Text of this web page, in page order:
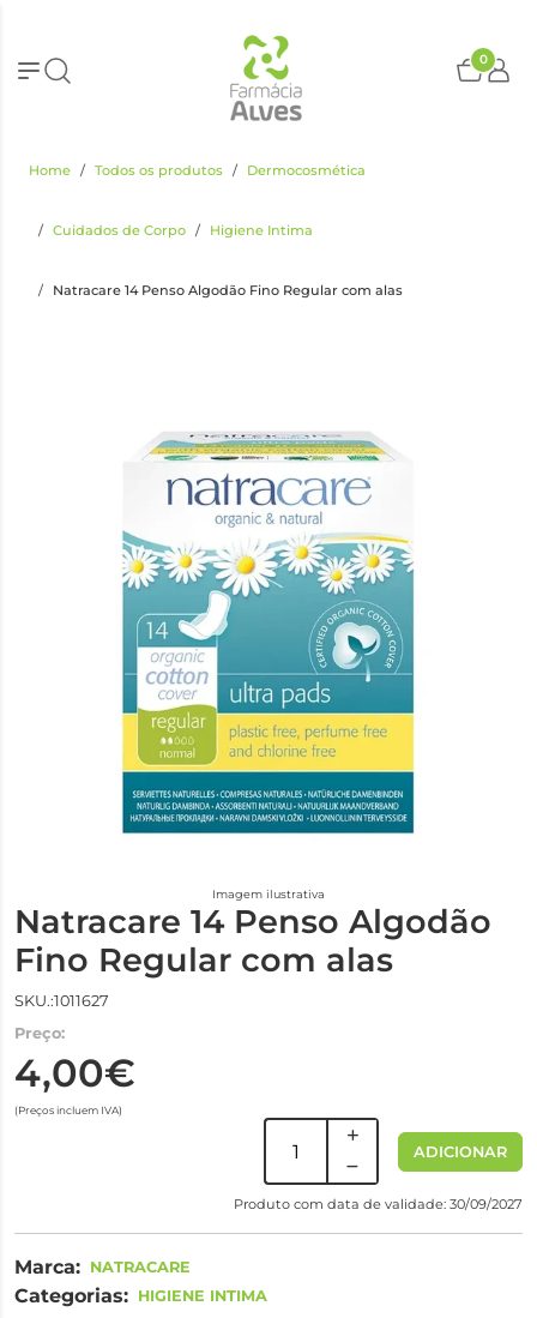
0
Home Todos os produtos Dermocosmética
Cuidados de Corpo Higiene Intima
Natracare 14 Penso Algodão Fino Regular com alas
Imagem ilustrativa
Natracare 14 Penso Algodão
Fino Regular com alas
SKU.:1011627
Preço:
4,00€
(Preços incluem IVA)
ADICIONAR
Produto com data de validade: 30/09/2027
Marca: NATRACARE
Categorias: HIGIENE INTIMA